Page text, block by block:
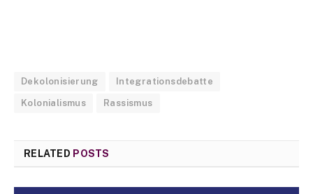
Dekolonisierung Integrationsdebatte
Kolonialismus Rassismus
RELATED POSTS